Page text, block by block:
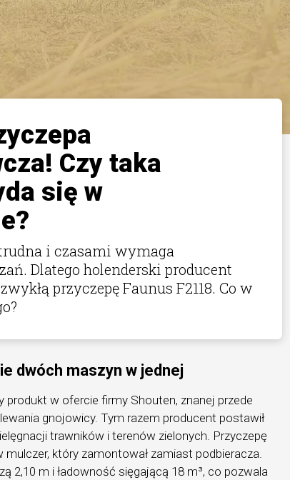
Czy taka
się w
i czasami wymaga
Dlatego holenderski producent
przyczepę Faunus F2118. Co w
dwóch maszyn w jednej
produkt w ofercie firmy Shouten, znanej przede
gnojowicy. Tym razem producent postawił
trawników i terenów zielonych. Przyczepę
mulczer, który zamontował zamiast podbieracza.
2,10 m i ładowność sięgającą 18 m³, co pozwala